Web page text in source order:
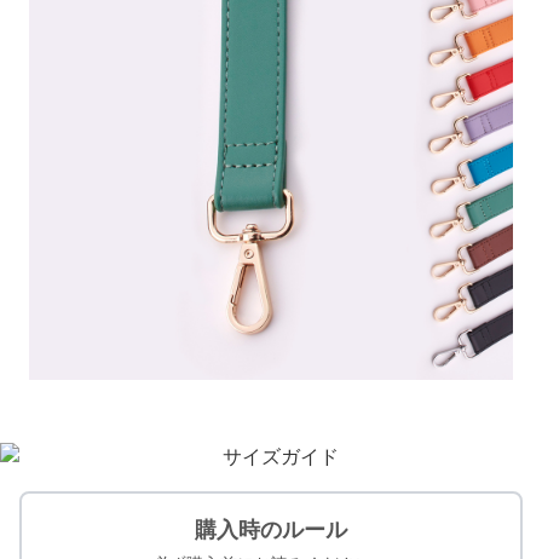
購入時のルール